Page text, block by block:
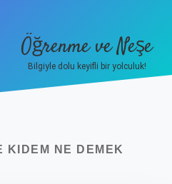
Öğrenme ve Neşe
Bilgiyle dolu keyifli bir yolculuk!
KIDEM NE DEMEK